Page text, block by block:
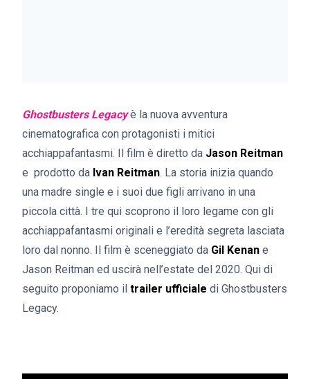
Ghostbusters Legacyè la nuova avventura
cinematografica con protagonisti i mitici
acchiappafantasmi. Il film è diretto da Jason Reitman
e prodotto da Ivan Reitman. La storia inizia quando
una madre single e i suoi due figli arrivano in una
piccola città. I tre qui scoprono il loro legame con gli
acchiappafantasmi originali e l’eredità segreta lasciata
loro dal nonno. Il film è sceneggiato da Gil Kenan e
Jason Reitman ed uscirà nell’estate del 2020. Qui di
seguito proponiamo il trailer ufficiale di Ghostbusters
Legacy.